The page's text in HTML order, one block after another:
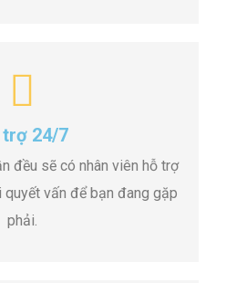
trợ 24/7
đều sẽ có nhân viên hỗ trợ
vấn để bạn đang gặp
phải.